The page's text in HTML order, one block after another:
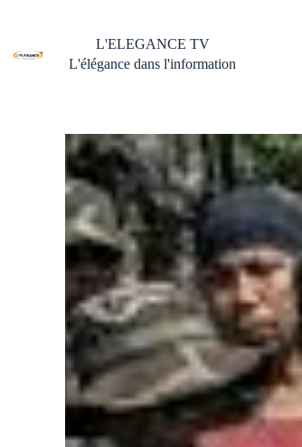
L'ELEGANCE TV
L'élégance dans l'information